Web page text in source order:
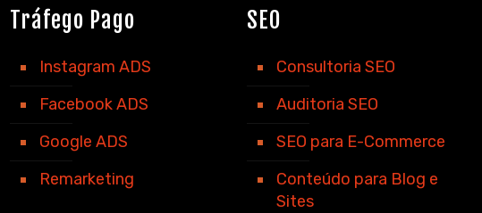
Tráfego Pago
Instagram ADS
Facebook ADS
Google ADS
Remarketing
SEO
Consultoria SEO
Auditoria SEO
SEO para E-Commerce
Conteúdo para Blog e
Sites